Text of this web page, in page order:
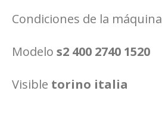
Condiciones de la máquina
Modelo s2 400 2740 1520
Visible torino italia